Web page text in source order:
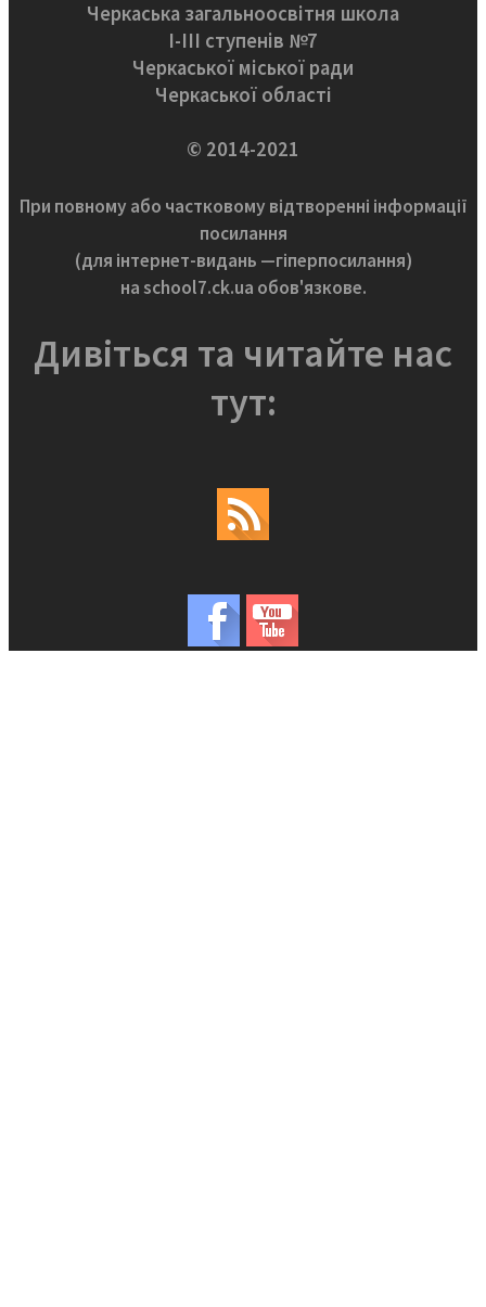
Черкаська загальноосвітня школа
І-ІІІ ступенів №7
Черкаської міської ради
Черкаської області
© 2014-2021
При повному або частковому відтворенні інформації
посилання
(для інтернет-видань —гіперпосилання)
на school7.ck.ua обов'язкове.
Дивіться та читайте нас
тут: